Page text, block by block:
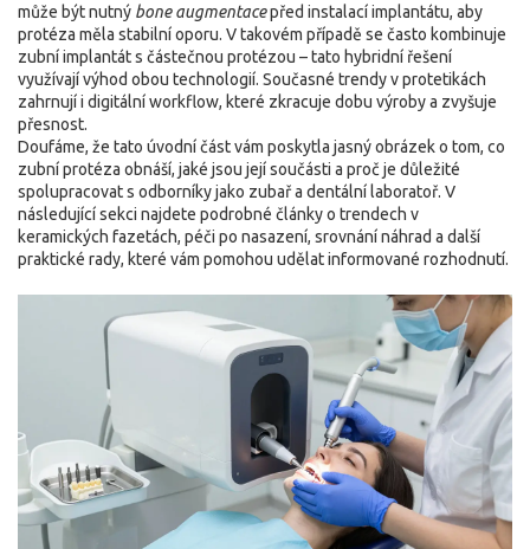
může být nutný bone augmentacepřed instalací implantátu, aby
protéza měla stabilní oporu. V takovém případě se často kombinuje
zubní implantáts částečnou protézou – tato hybridní řešení
využívají výhod obou technologií. Současné trendy v protetikách
zahrnují i digitální workflow, které zkracuje dobu výroby a zvyšuje
přesnost.
Doufáme, že tato úvodní část vám poskytla jasný obrázek o tom, co
zubní protéza obnáší, jaké jsou její součásti a proč je důležité
spolupracovat s odborníky jako zubař a dentální laboratoř. V
následující sekci najdete podrobné články o trendech v
keramických fazetách, péči po nasazení, srovnání náhrad a další
praktické rady, které vám pomohou udělat informované rozhodnutí.